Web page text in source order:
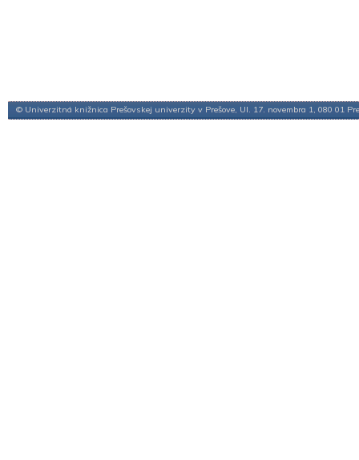
© Univerzitná knižnica Prešovskej univerzity v Prešove, Ul. 17. novembra 1, 080 01